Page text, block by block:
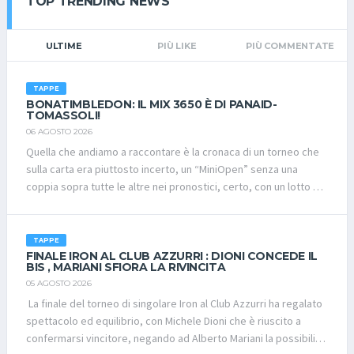
tassativamente ENTRO IL 31.08.2023 Costo ROYAL CUP 2023
(totale per i 2 giorni) Euro 185,00 A PERSONA; Per i Bimbi, info in
privato a Simona. Vi aspettiamo! La Direzione RAFT
ULTIME PIÙ LIKE PIÙ COMMENTATE
TAPPE
BONATIMBLEDON: IL MIX 3650 È DI PANAID-
TOMASSOLI!
06 AGOSTO 2026
Quella che andiamo a raccontare è la cronaca di un torneo che
sulla carta era piuttosto incerto, un “MiniOpen” senza una
coppia sopra tutte le altre nei pronostici, certo, con un lotto di
in pochi mesi, hanno creato vari scompaginamenti di coppie
storiche che hanno sforato il limite del fatidico 3650, e quindi
l'incognita dell'alchimia con la socio ed il socio nuovo che son
sinceramente saputo andare “a botta sicura” su nessuno. In
tutta questa incertezza, chi vi scrive ammette la propria
ingenuità, perché non avevo proprio considerato il duo
TAPPE
FINALE IRON AL CLUB AZZURRI : DIONI CONCEDE IL
BIS , MARIANI SFIORA LA RIVINCITA
05 AGOSTO 2026
La finale del torneo di singolare Iron al Club Azzurri ha regalato
spettacolo ed equilibrio, con Michele Dioni che è riuscito a
confermarsi vincitore, negando ad Alberto Mariani la possibilità